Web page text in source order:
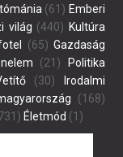
(61) Emberi
világ (440) Kultúra
(65) Gazdaság
(21)
Politika
(30)
Irodalmi
(168)
Életmód (1)